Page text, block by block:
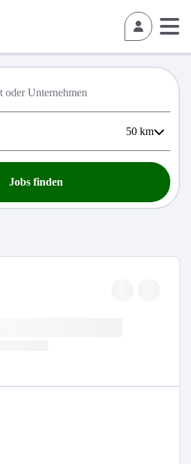
50 km
Jobs finden